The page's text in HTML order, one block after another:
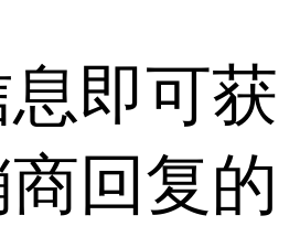
即可获
回复的